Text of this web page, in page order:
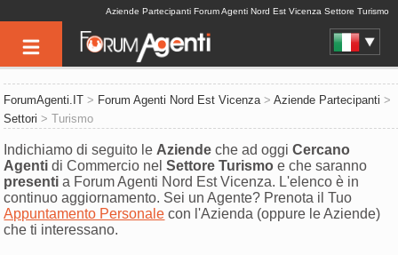
Aziende Partecipanti Forum Agenti Nord Est Vicenza Settore Turismo
ForumAgenti.IT > Forum Agenti Nord Est Vicenza>Aziende Partecipanti >
Settori > Turismo
Indichiamo di seguito le Aziende che ad oggiCercano
Agenti di Commercio nelSettore Turismo e che saranno
presenti a Forum Agenti Nord Est Vicenza. L'elenco è in
continuo aggiornamento. Sei un Agente? Prenota il Tuo
Appuntamento Personale con l'Azienda (oppure le Aziende)
che ti interessano.